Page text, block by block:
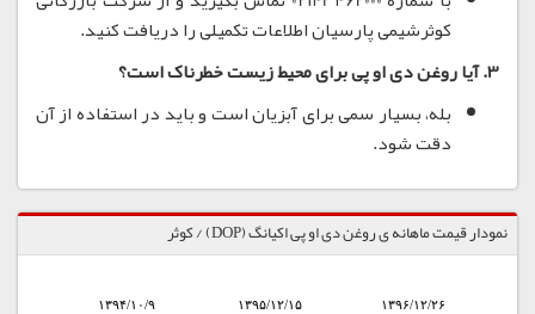
کوثرشیمی پارسیان اطلاعات تکمیلی را دریافت کنید.
3. آیا روغن دی او پی برای محیط زیست خطرناک است؟
بله، بسیار سمی برای آبزیان است و باید در استفاده از آن
دقت شود.
نمودار قیمت ماهانه ی روغن دی او پی اکیانگ (DOP) / کوثر
۱۳۹۴/۱۰/۹ ۱۳۹۵/۱۲/۱۵ ۱۳۹۶/۱۲/۲۶